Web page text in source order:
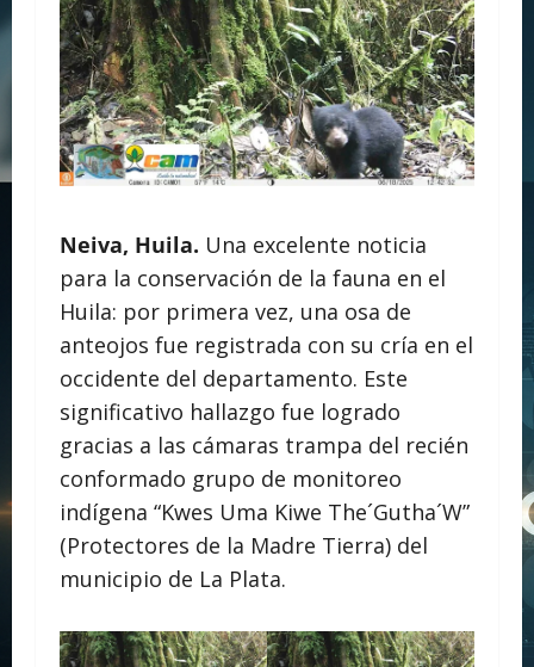
Neiva, Huila. Una excelente noticia
para la conservación de la fauna en el
Huila: por primera vez, una osa de
anteojos fue registrada con su cría en el
occidente del departamento. Este
significativo hallazgo fue logrado
gracias a las cámaras trampa del recién
conformado grupo de monitoreo
indígena “Kwes Uma Kiwe The´Gutha´W”
(Protectores de la Madre Tierra) del
municipio de La Plata.